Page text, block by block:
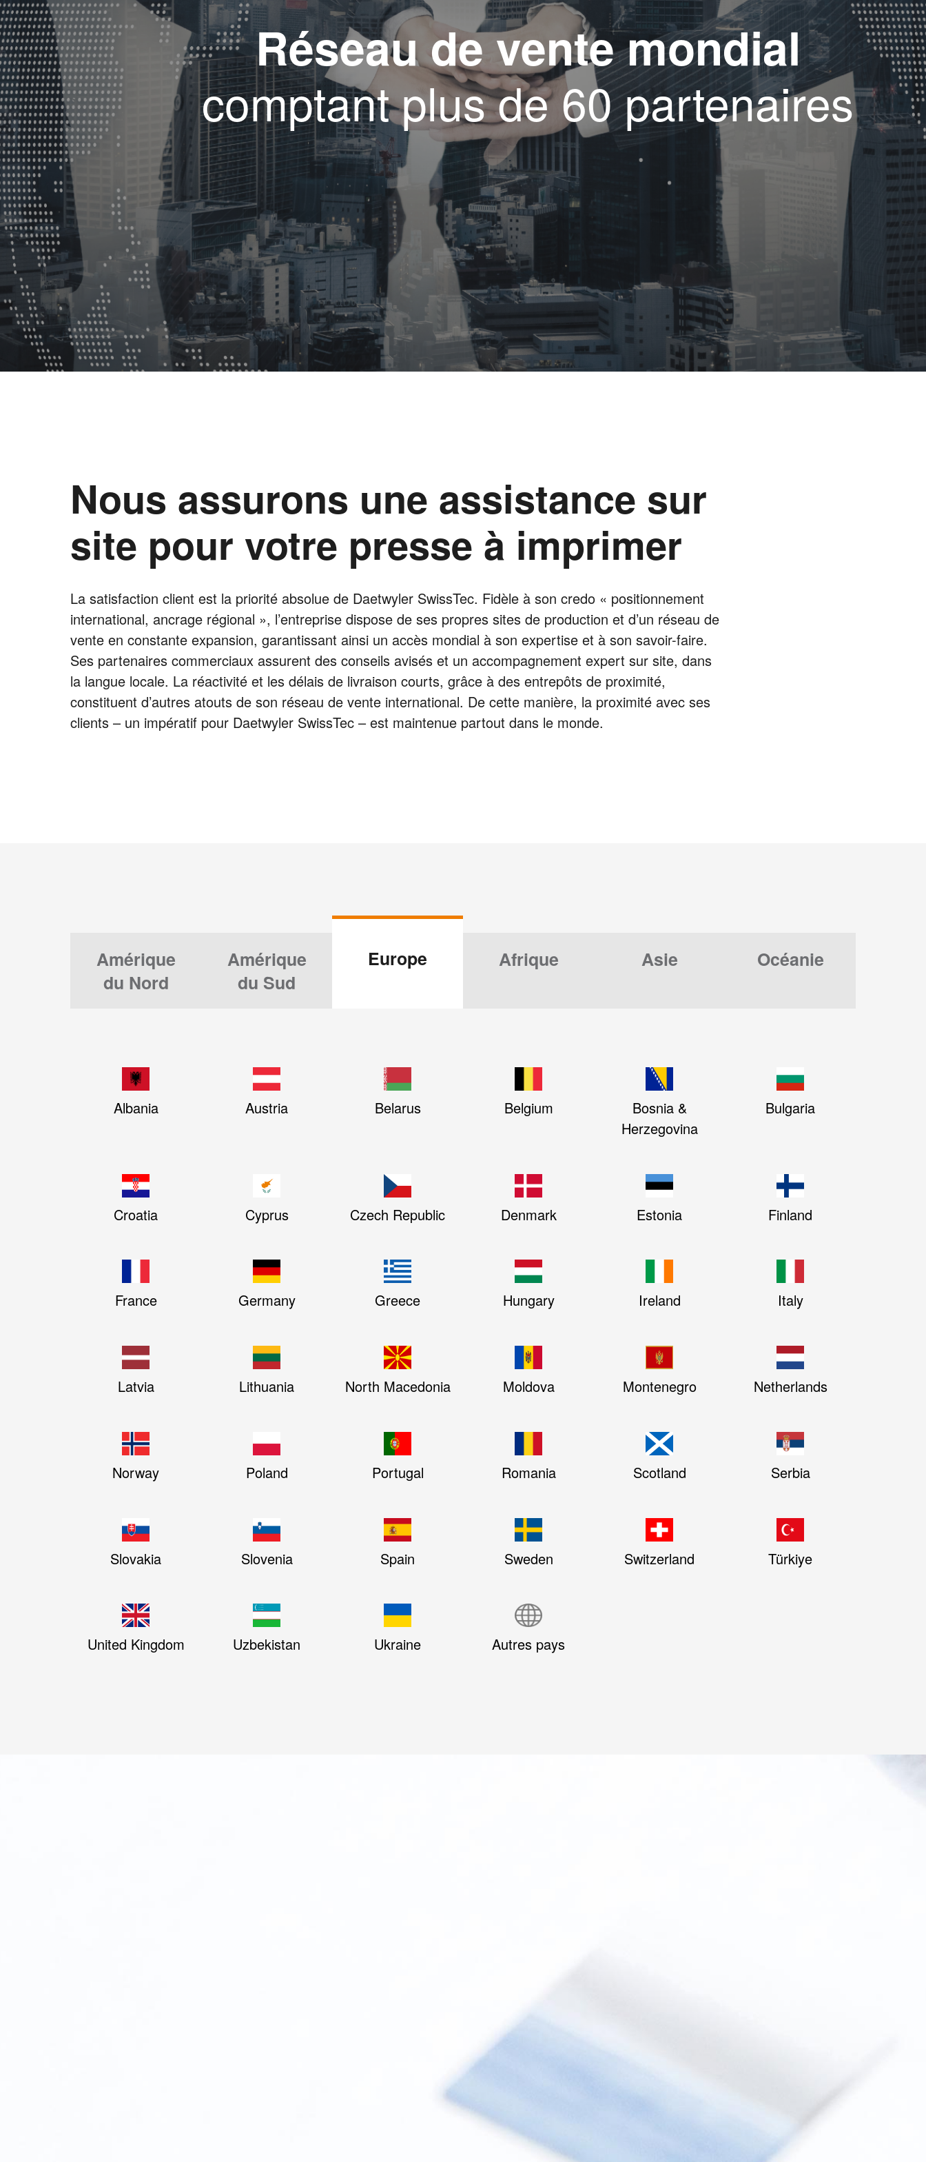
Réseau de vente mondial
comptant plus de 60 partenaires
Nous assurons une assistance sur
site pour votre presse à imprimer
La satisfaction client est la priorité absolue de Daetwyler SwissTec. Fidèle à son credo « positionnement
international, ancrage régional », l’entreprise dispose de ses propres sites de production et d’un réseau de
vente en constante expansion, garantissant ainsi un accès mondial à son expertise et à son savoir-faire.
Ses partenaires commerciaux assurent des conseils avisés et un accompagnement expert sur site, dans
la langue locale. La réactivité et les délais de livraison courts, grâce à des entrepôts de proximité,
constituent d’autres atouts de son réseau de vente international. De cette manière, la proximité avec ses
clients – un impératif pour Daetwyler SwissTec – est maintenue partout dans le monde.
Amérique
du Nord
Amérique
du Sud
Europe Afrique Asie Océanie
Albania Austria Belarus Belgium
Bosnia &
Herzegovina
Bulgaria
Croatia Cyprus Czech Republic Denmark Estonia Finland
France Germany Greece Hungary Ireland Italy
Latvia Lithuania North Macedonia Moldova Montenegro Netherlands
Norway Poland Portugal Romania Scotland Serbia
Slovakia Slovenia Spain Sweden Switzerland Türkiye
United Kingdom Uzbekistan Ukraine Autres pays